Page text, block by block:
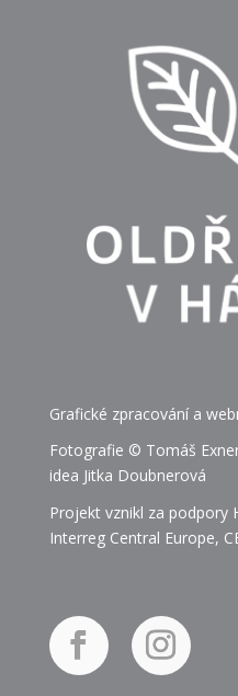
Grafické zpracování a
Fotografie © Tomáš
idea Jitka Doubnerová
Projekt vznikl za podpory
Interreg Central Europe,